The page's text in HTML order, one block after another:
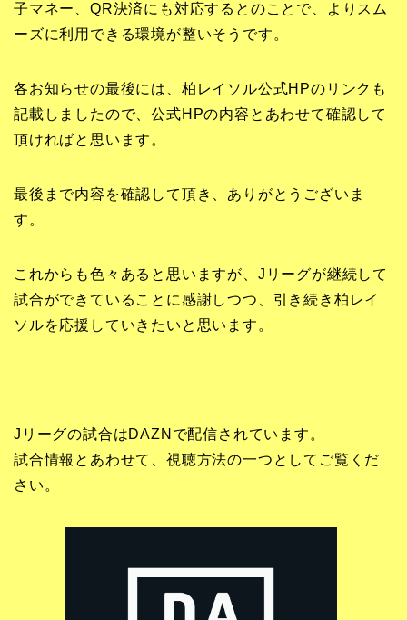
子マネー、QR決済にも対応するとのことで、よりスム
ーズに利用できる環境が整いそうです。
各お知らせの最後には、柏レイソル公式HPのリンクも
記載しましたので、公式HPの内容とあわせて確認して
頂ければと思います。
最後まで内容を確認して頂き、ありがとうございま
す。
これからも色々あると思いますが、Jリーグが継続して
試合ができていることに感謝しつつ、引き続き柏レイ
ソルを応援していきたいと思います。
Jリーグの試合はDAZNで配信されています。
試合情報とあわせて、視聴方法の一つとしてご覧くだ
さい。